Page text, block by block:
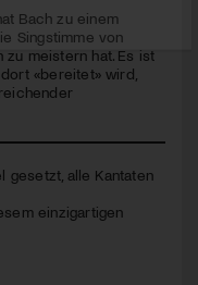
Bach zu einem
Singstimme von
zu meistern hat. Es ist
«bereitet» wird,
gesetzt, alle Kantaten
einzigartigen